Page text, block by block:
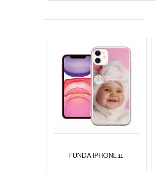
FUNDA IPHONE 11